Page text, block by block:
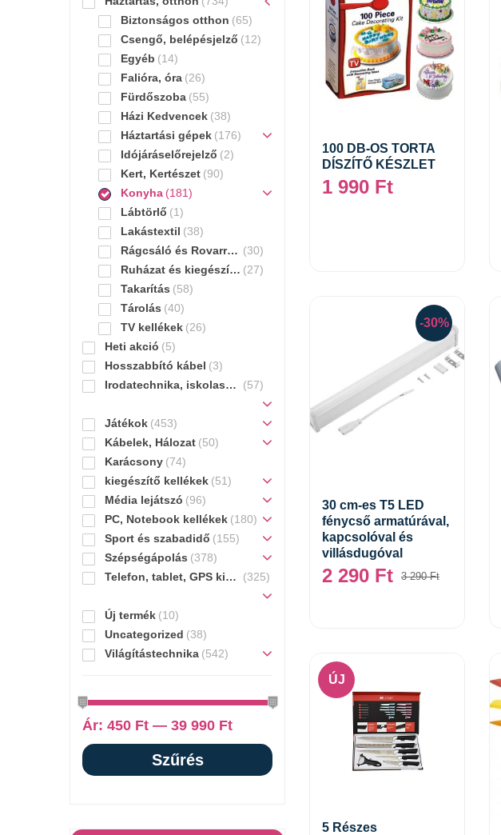
Tovább
100 DB-OS TORTA
DÍSZÍTŐ KÉSZLET
1 990 Ft
-30%
Kosárba teszem
30 cm-es T5 LED
fénycső armatúrával,
kapcsolóval és
villásdugóval
3 290Ft
2 290 Ft
ÚJ
5 Részes
Biztonságos otthon (65)
Csengő, belépésjelző (12)
Egyéb (14)
Falióra, óra (26)
Fürdőszoba (55)
Házi Kedvencek (38)
Háztartási gépek (176)
Idójáráselőrejelző (2)
Kert, Kertészet (90)
Konyha (181)
Lábtörlő (1)
Lakástextil (38)
Rágcsáló és Rovarriasztó
(30)
Ruházat és kiegészítők
(27)
Takarítás (58)
Tárolás (40)
TV kellékek (26)
Heti akció (5)
Hosszabbító kábel (3)
Irodatechnika, iskolaszer
(57)
Játékok (453)
Kábelek, Hálozat (50)
Karácsony (74)
kiegészítő kellékek (51)
Média lejátszó (96)
PC, Notebook kellékek (180)
Sport és szabadidő (155)
Szépségápolás (378)
Telefon, tablet, GPS kiegészítő
(325)
Új termék (10)
Uncategorized (38)
Világítástechnika (542)
Szűrés
Ár: 450 Ft — 39 990 Ft